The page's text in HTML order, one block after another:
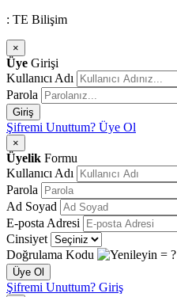
: TE Bilişim
×
Üye Girişi
Kullanıcı Adı
Parola
Giriş
Şifremi Unuttum? Üye Ol
×
Üyelik Formu
Kullanıcı Adı
Parola
Ad Soyad
E-posta Adresi
Cinsiyet
Doğrulama Kodu
= ?
Üye Ol
Şifremi Unuttum? Giriş